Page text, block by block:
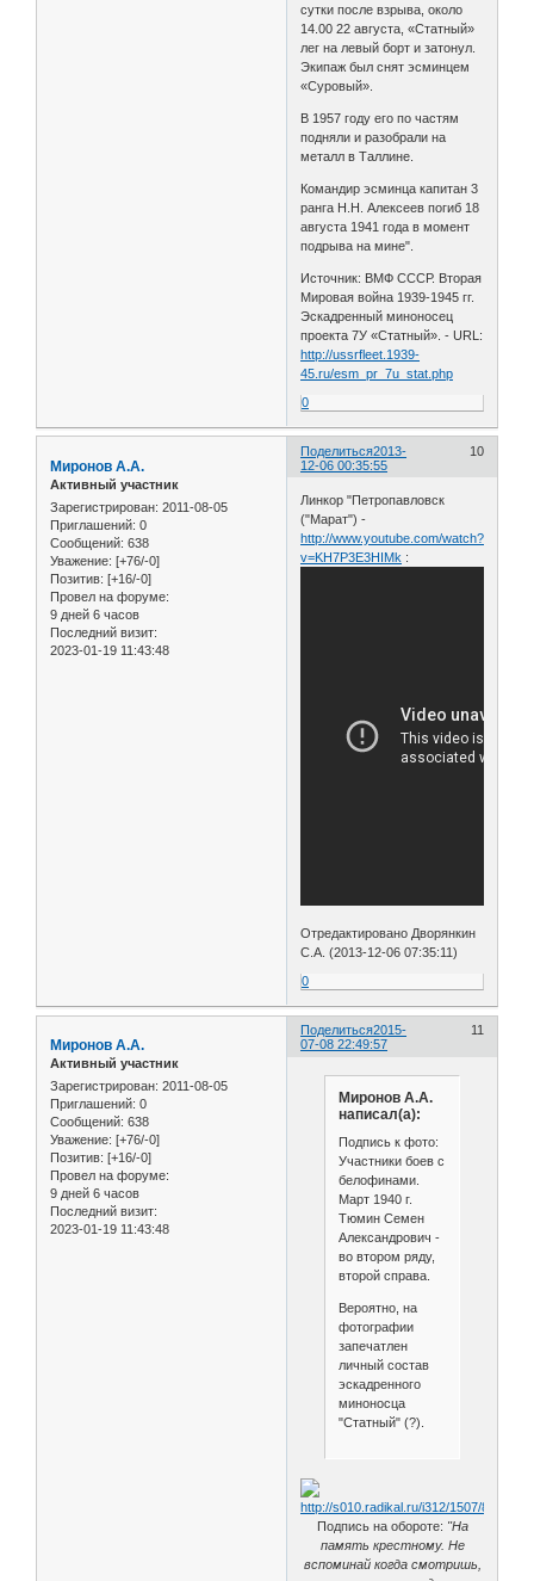
сутки после взрыва, около
14.00 22 августа, «Статный»
лег на левый борт и затонул.
Экипаж был снят эсминцем
«Суровый».
В 1957 году его по частям
подняли и разобрали на
металл в Таллине.
Командир эсминца капитан 3
ранга Н.Н. Алексеев погиб 18
августа 1941 года в момент
подрыва на мине".
Источник: ВМФ СССР. Вторая
Мировая война 1939-1945 гг.
Эскадренный миноносец
проекта 7У «Статный». - URL:
http://ussrfleet.1939-
45.ru/esm_pr_7u_stat.php
0
Поделиться 10
2013-
12-06 00:35:55
Миронов А.А.
Активный участник
Зарегистрирован: 2011-08-05
Приглашений: 0
Сообщений: 638
Уважение: [+76/-0]
Позитив: [+16/-0]
Провел на форуме:
9 дней 6 часов
Последний визит:
2023-01-19 11:43:48
Линкор "Петропавловск
("Марат") -
http://www.youtube.com/watch?
v=KH7P3E3HIMk :
Отредактировано Дворянкин
С.А. (2013-12-06 07:35:11)
0
Поделиться 11
2015-
07-08 22:49:57
Миронов А.А.
Активный участник
Зарегистрирован: 2011-08-05
Приглашений: 0
Сообщений: 638
Уважение: [+76/-0]
Позитив: [+16/-0]
Провел на форуме:
9 дней 6 часов
Последний визит:
2023-01-19 11:43:48
Миронов А.А.
написал(а):
Подпись к фото:
Участники боев с
белофинами.
Март 1940 г.
Тюмин Семен
Александрович -
во втором ряду,
второй справа.
Вероятно, на
фотографии
запечатлен
личный состав
эскадренного
миноносца
"Статный" (?).
Подпись на обороте: "На
память крестному. Не
вспоминай когда смотришь,